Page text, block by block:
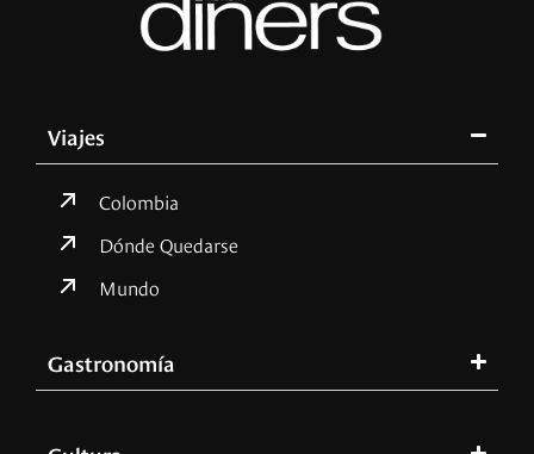
Viajes
Colombia
Dónde Quedarse
Mundo
Gastronomía